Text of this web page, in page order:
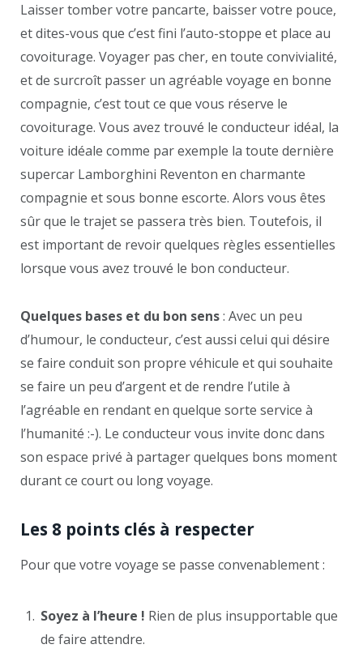
Laisser tomber votre pancarte, baisser votre pouce,
et dites-vous que c’est fini l’auto-stoppe et place au
covoiturage. Voyager pas cher, en toute convivialité,
et de surcroît passer un agréable voyage en bonne
compagnie, c’est tout ce que vous réserve le
covoiturage. Vous avez trouvé le conducteur idéal, la
voiture idéale comme par exemple la toute dernière
supercar Lamborghini Reventon en charmante
compagnie et sous bonne escorte. Alors vous êtes
sûr que le trajet se passera très bien. Toutefois, il
est important de revoir quelques règles essentielles
lorsque vous avez trouvé le bon conducteur.
Quelques bases et du bon sens: Avec un peu
d’humour, le conducteur, c’est aussi celui qui désire
se faire conduit son propre véhicule et qui souhaite
se faire un peu d’argent et de rendre l’utile à
l’agréable en rendant en quelque sorte service à
l’humanité :-). Le conducteur vous invite donc dans
son espace privé à partager quelques bons moment
durant ce court ou long voyage.
Les 8 points clés à respecter
Pour que votre voyage se passe convenablement :
Soyez à l’heure ! Rien de plus insupportable que
de faire attendre.